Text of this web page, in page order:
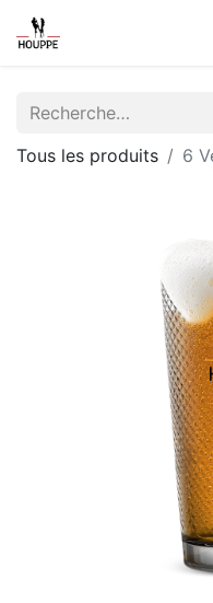
Tous les produits 6